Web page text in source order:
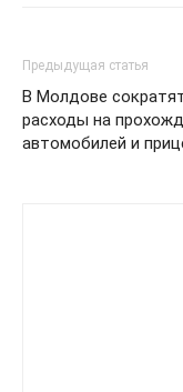
Предыдущая статья
В Молдове
расходы на
автомобилей и